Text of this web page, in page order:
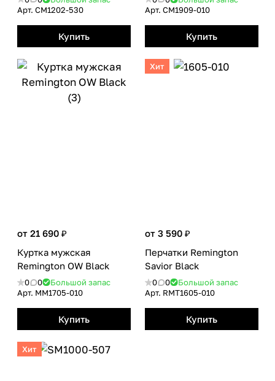
Арт. CM1202-530
Купить
Арт. CM1909-010
Купить
от 21 690 ₽
Куртка мужская
Remington OW Black
0 0
Большой запас
Арт. MM1705-010
Купить
Хит
от 3 590 ₽
Перчатки Remington
Savior Black
0 0
Большой запас
Арт. RMТ1605-010
Купить
Хит